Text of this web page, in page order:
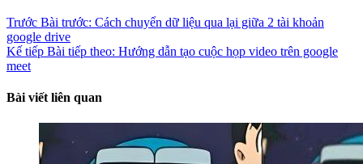
Trước Bài trước: Cách chuyển dữ liệu qua lại giữa 2 tài khoản
google drive
Kế tiếp Bài tiếp theo: Hướng dẫn tạo cuộc họp video trên google
meet
Bài viết liên quan